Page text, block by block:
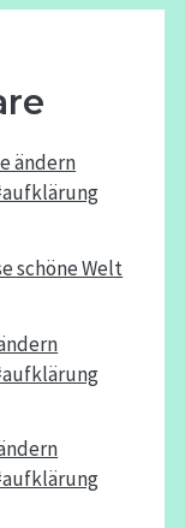
ändern
schöne Welt